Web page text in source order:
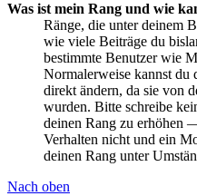
Was ist mein Rang und wie
Ränge, die unter deinem
wie viele Beiträge du
bestimmte Benutzer wie
Normalerweise kannst du
direkt ändern, da sie von
wurden. Bitte schreibe
deinen Rang zu erhöhen
Verhalten nicht und ein
deinen Rang unter
Nach oben